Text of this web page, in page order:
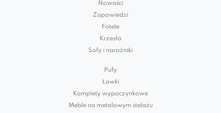
Nowości
Zapowiedzi
Fotele
Krzesła
Sofy i narożniki
Pufy
Ławki
Komplety wypoczynkowe
Meble na metalowym stelażu